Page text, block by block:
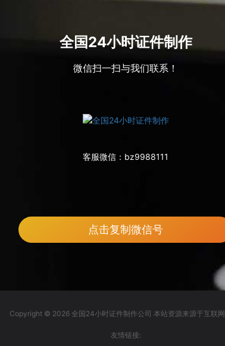
全国24小时证件制作
微信扫一扫与我们联系！
客服微信： bz9988111
点击复制微信号
Copyright © 2026 全国24小时证件制作公司 本站资源来源于互联网
友情链接: